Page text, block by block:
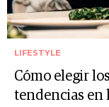
LIFESTYLE
Cómo elegir
tendencias en